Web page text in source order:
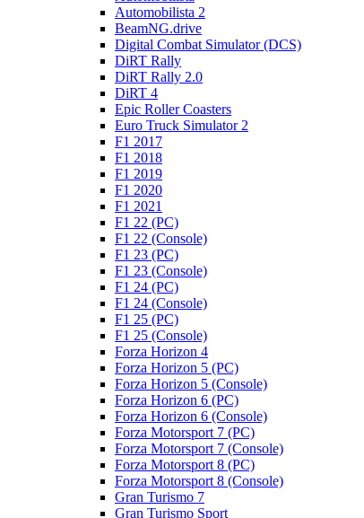
Automobilista 2
BeamNG.drive
Digital Combat Simulator (DCS)
DiRT Rally
DiRT Rally 2.0
DiRT 4
Epic Roller Coasters
Euro Truck Simulator 2
F1 2017
F1 2018
F1 2019
F1 2020
F1 2021
F1 22 (PC)
F1 22 (Console)
F1 23 (PC)
F1 23 (Console)
F1 24 (PC)
F1 24 (Console)
F1 25 (PC)
F1 25 (Console)
Forza Horizon 4
Forza Horizon 5 (PC)
Forza Horizon 5 (Console)
Forza Horizon 6 (PC)
Forza Horizon 6 (Console)
Forza Motorsport 7 (PC)
Forza Motorsport 7 (Console)
Forza Motorsport 8 (PC)
Forza Motorsport 8 (Console)
Gran Turismo 7
Gran Turismo Sport